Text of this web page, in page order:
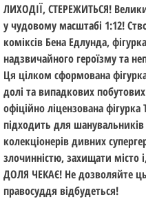
ЛИХОДІЇ, СТЕРЕЖИТЬСЯ!
у чудовому масштабі 1:12!
коміксів Бена Едлунда,
надзвичайного героїзму та
Ця цілком сформована
долі та випадкових
офіційно ліцензована
підходить для шанувальників
колекціонерів дивних
злочинністю, захищати
ДОЛЯ ЧЕКАЄ! Не дозволяйте
правосуддя відбудеться!